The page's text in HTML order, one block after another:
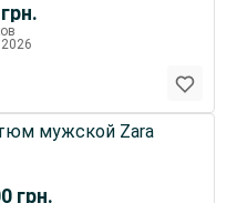
грн.
грн.
мужской Zara